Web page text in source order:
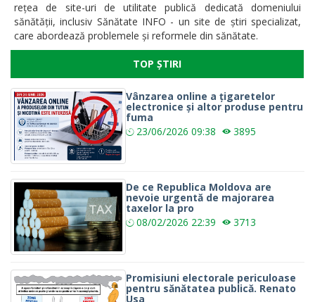
rețea de site-uri de utilitate publică dedicată domeniului
sănătății, inclusiv Sănătate INFO - un site de știri specializat,
care abordează problemele și reformele din sănătate.
TOP ȘTIRI
Vânzarea online a țigaretelor
electronice și altor produse pentru
fuma
23/06/2026 09:38 3895
De ce Republica Moldova are
nevoie urgentă de majorarea
taxelor la pro
08/02/2026 22:39 3713
Promisiuni electorale periculoase
pentru sănătatea publică. Renato
Usa